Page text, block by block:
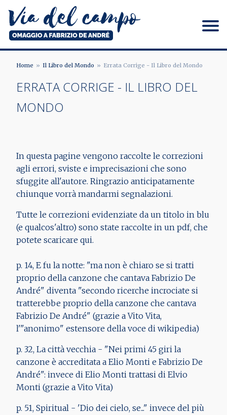
contenuto
principale
Via del campo
BRICIOLE
PANE
Home Il Libro del Mondo Errata Corrige - Il Libro del Mondo
ERRATA CORRIGE - IL LIBRO DEL
MONDO
In questa pagine vengono raccolte le correzioni
agli errori, sviste e imprecisazioni che sono
sfuggite all'autore. Ringrazio anticipatamente
chiunque vorrà mandarmi segnalazioni.
Tutte le correzioni evidenziate da un titolo in blu
(e qualcos'altro) sono state raccolte in un pdf, che
potete scaricare qui.
p. 14, E fu la notte: "ma non è chiaro se si tratti
proprio della canzone che cantava Fabrizio De
André" diventa "secondo ricerche incrociate si
tratterebbe proprio della canzone che cantava
Fabrizio De André" (grazie a Vito Vita,
l'"anonimo" estensore della voce di wikipedia)
p. 32, La città vecchia - "Nei primi 45 giri la
canzone è accreditata a Elio Monti e Fabrizio De
André": invece di Elio Monti trattasi di Elvio
Monti (grazie a Vito Vita)
p. 51, Spiritual - 'Dio dei cielo, se..." invece del più